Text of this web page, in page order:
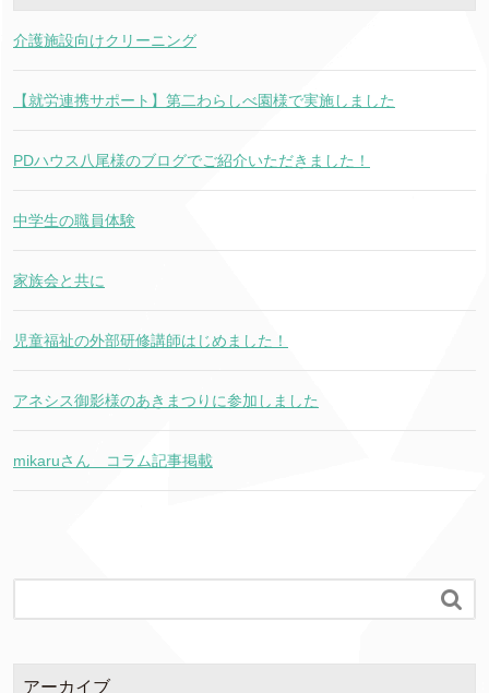
介護施設向けクリーニング
【就労連携サポート】第二わらしべ園様で実施しました
PDハウス八尾様のブログでご紹介いただきました！
中学生の職員体験
家族会と共に
児童福祉の外部研修講師はじめました！
アネシス御影様のあきまつりに参加しました
mikaruさん コラム記事掲載

アーカイブ